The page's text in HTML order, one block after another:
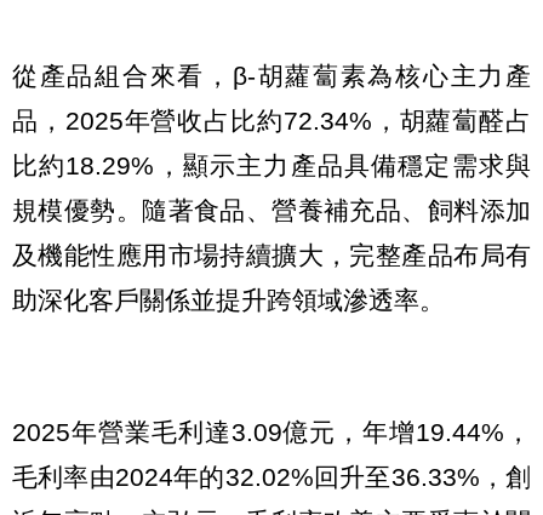
從產品組合來看，β-胡蘿蔔素為核心主力產
品，2025年營收占比約72.34%，胡蘿蔔醛占
比約18.29%，顯示主力產品具備穩定需求與
規模優勢。隨著食品、營養補充品、飼料添加
及機能性應用市場持續擴大，完整產品布局有
助深化客戶關係並提升跨領域滲透率。
2025年營業毛利達3.09億元，年增19.44%，
毛利率由2024年的32.02%回升至36.33%，創